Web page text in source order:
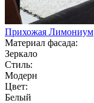
Прихожая Лимониум
Материал фасада:
Зеркало
Стиль:
Модерн
Цвет:
Белый